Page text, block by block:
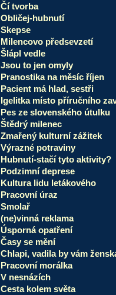
Čí tvorba
Obličej-hubnutí
Skepse
Milencovo předsevzetí
Šlápl vedle
Jsou to jen omyly
Pranostika na měsíc říjen
Pacient má hlad, sestři
Igelitka místo příručního
Pes ze slovenského útulku
Štědrý milenec
Zmařený kulturní zážitek
Výrazné potraviny
Hubnutí-stačí tyto aktivity?
Podzimní deprese
Kultura lidu letákového
Pracovní úraz
Smolař
(ne)vinná reklama
Úsporná opatření
Časy se mění
Chlapi, vadila by vám
Pracovní morálka
V nesnázích
Cesta kolem světa